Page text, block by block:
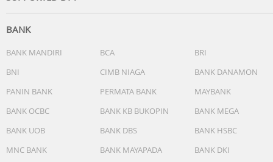
Bahan: BPA Free
Sumber Tenaga: Listrik
Berat Kemasan: 700 gram
2x Corong Pompa ASI
2x Botol Susu
2x Membran diafragma
2x Konektor (utk double dan single)
BANK
BANK MANDIRI BCA
BRI
BNI
CIMB NIAGA
BANK DANAMON
PANIN BANK
PERMATA BANK
MAYBANK
BANK OCBC
BANK KB BUKOPIN
BANK MEGA
BANK UOB
BANK DBS
BANK HSBC
MNC BANK
BANK MAYAPADA
BANK DKI